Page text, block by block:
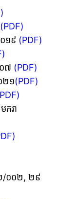
(PDF)
១៩ (PDF)
៧ (PDF)
២១(PDF)
រា
២/០០២, ២៩